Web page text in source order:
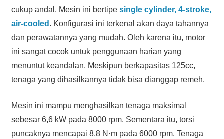
cukup andal. Mesin ini bertipe single cylinder, 4-stroke,
air-cooled . Konfigurasi ini terkenal akan daya tahannya
dan perawatannya yang mudah. Oleh karena itu, motor
ini sangat cocok untuk penggunaan harian yang
menuntut keandalan. Meskipun berkapasitas 125cc,
tenaga yang dihasilkannya tidak bisa dianggap remeh.
Mesin ini mampu menghasilkan tenaga maksimal
sebesar 6,6 kW pada 8000 rpm. Sementara itu, torsi
puncaknya mencapai 8,8 N·m pada 6000 rpm. Tenaga